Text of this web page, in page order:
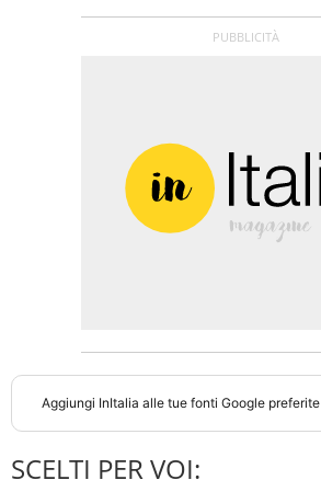
Aggiungi InItalia alle tue fonti Google preferite
SCELTI PER VOI: